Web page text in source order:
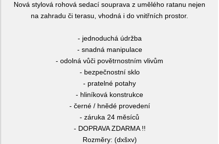
Nová stylová rohová sedací souprava z umělého ratanu nejen
na zahradu či terasu, vhodná i do vnitřních prostor.
- jednoduchá údržba
- snadná manipulace
- odolná vůči povětrnostním vlivům
- bezpečnostní sklo
- pratelné potahy
- hliníková konstrukce
- černé / hnědé provedení
- záruka 24 měsíců
- DOPRAVA ZDARMA !!
Rozměry: (dxšxv)